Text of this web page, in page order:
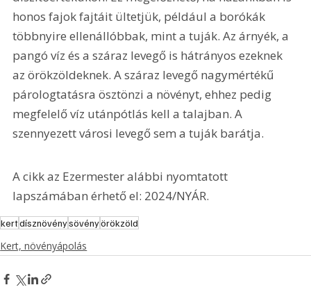
honos fajok fajtáit ültetjük, például a borókák
többnyire ellenállóbbak, mint a tuják. Az árnyék, a
pangó víz és a száraz levegő is hátrányos ezeknek
az örökzöldeknek. A száraz levegő nagymértékű
párologtatásra ösztönzi a növényt, ehhez pedig
megfelelő víz utánpótlás kell a talajban. A
szennyezett városi levegő sem a tuják barátja.
A cikk az Ezermester alábbi nyomtatott
lapszámában érhető el: 2024/NYÁR.
kertdísznövénysövényörökzöld
Kert, növényápolás